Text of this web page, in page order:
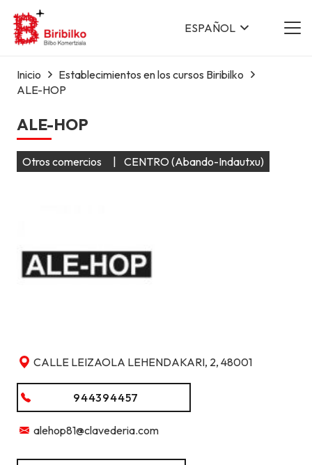
ESPAÑOL
Inicio
Establecimientos en los cursos Biribilko
ALE-HOP
ALE-HOP
Otros comercios | CENTRO (Abando-Indautxu)
CALLE LEIZAOLA LEHENDAKARI, 2, 48001
944394457
alehop81@clavederia.com